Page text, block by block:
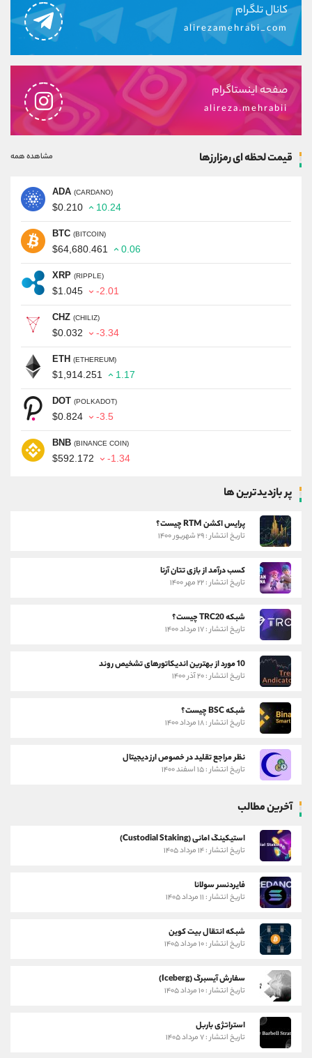
کانال تلگرام
alirezamehrabi_com
صفحه اینستاگرام
alireza.mehrabii
قیمت لحظه ای رمزارزها مشاهده همه
ADA (CARDANO)
$0.210 10.24
BTC (BITCOIN)
$64,680.461 0.06
XRP (RIPPLE)
$1.045 -2.01
CHZ (CHILIZ)
$0.032 -3.34
ETH (ETHEREUM)
$1,914.251 1.17
DOT (POLKADOT)
$0.824 -3.5
BNB (BINANCE COIN)
$592.172 -1.34
پر بازدیدترین ها
پرایس اکشن RTM چیست؟
تاریخ انتشار : ۲۹ شهریور ۱۴۰۰
کسب درآمد از بازی تتان آرنا
تاریخ انتشار : ۲۲ مهر ۱۴۰۰
شبکه TRC20 چیست؟
تاریخ انتشار : ۱۷ مرداد ۱۴۰۰
10 مورد از بهترین اندیکاتورهای تشخیص روند
تاریخ انتشار : ۲۰ آذر ۱۴۰۰
شبکه BSC چیست؟
تاریخ انتشار : ۱۸ مرداد ۱۴۰۰
نظر مراجع تقلید در خصوص ارز دیجیتال
تاریخ انتشار : ۱۵ اسفند ۱۴۰۰
آخرین مطالب
استیکینگ امانی (Custodial Staking)
تاریخ انتشار : ۱۴ مرداد ۱۴۰۵
فایردنسر سولانا
تاریخ انتشار : ۱۱ مرداد ۱۴۰۵
شبکه انتقال بیت کوین
تاریخ انتشار : ۱۰ مرداد ۱۴۰۵
سفارش آیسبرگ (Iceberg)
تاریخ انتشار : ۱۰ مرداد ۱۴۰۵
استراتژی باربل
تاریخ انتشار : ۷ مرداد ۱۴۰۵